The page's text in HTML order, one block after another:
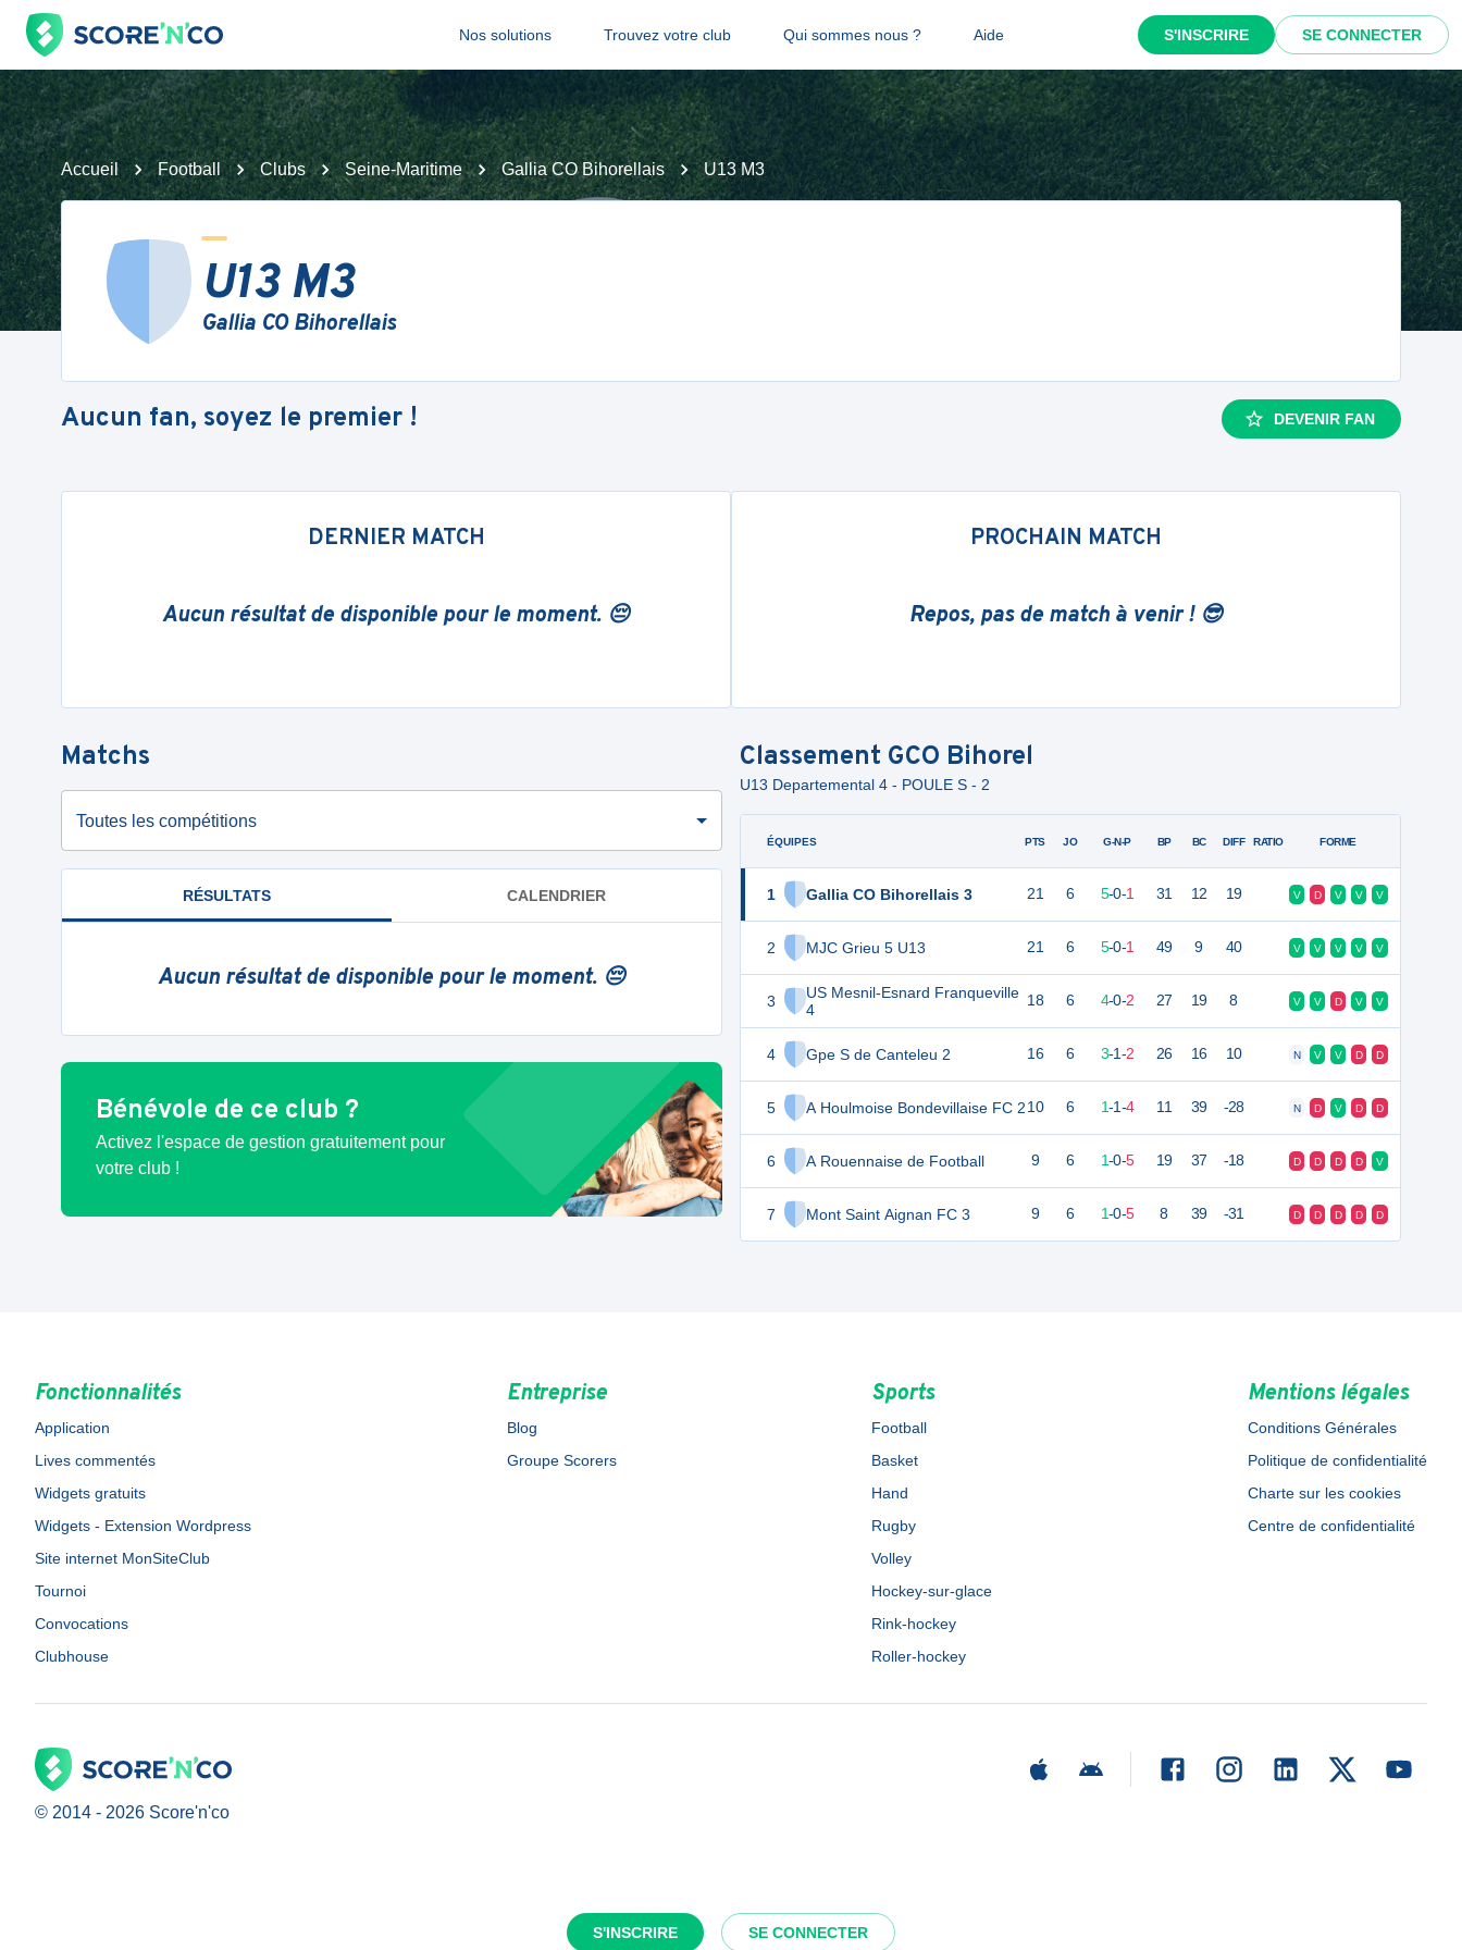
Nos solutions Trouvez votre club Qui sommes nous ? Aide S'INSCRIRE SE CONNECTER
S'INSCRIRE SE CONNECTER
Accueil Football Clubs Seine-Maritime Gallia CO Bihorellais U13 M3
U13 M3
Gallia CO Bihorellais
Aucun fan, soyez le premier ! DEVENIR FAN
DERNIER MATCH
Aucun résultat de disponible pour le moment. 😔
PROCHAIN MATCH
Repos, pas de match à venir ! 😎
Matchs
Toutes les compétitions
RÉSULTATS CALENDRIER
Aucun résultat de disponible pour le moment. 😔
Bénévole de ce club ?
Activez l'espace de gestion gratuitement pour
votre club !
Classement GCO Bihorel
U13 Departemental 4 - POULE S - 2
ÉQUIPES
1 Gallia CO Bihorellais 3
2 MJC Grieu 5 U13
3
US Mesnil-Esnard Franqueville
4
4 Gpe S de Canteleu 2
5 A Houlmoise Bondevillaise FC 2
6 A Rouennaise de Football
7 Mont Saint Aignan FC 3
PTS JO G-N-P BP BC DIFF RATIO FORME
21 6 5-0-1 31 12 19 V D V V V
21 6 5-0-1 49 9 40 V V V V V
18 6 4-0-2 27 19 8 V V D V V
16 6 3-1-2 26 16 10 N V V D D
10 6 1-1-4 11 39 -28 N D V D D
9 6 1-0-5 19 37 -18 D D D D V
9 6 1-0-5 8 39 -31 D D D D D
Fonctionnalités
Application
Lives commentés
Widgets gratuits
Widgets - Extension Wordpress
Site internet MonSiteClub
Tournoi
Convocations
Clubhouse
Entreprise
Blog
Groupe Scorers
Sports
Football
Basket
Hand
Rugby
Volley
Hockey-sur-glace
Rink-hockey
Roller-hockey
Mentions légales
Conditions Générales
Politique de confidentialité
Charte sur les cookies
Centre de confidentialité
© 2014 - 2026 Score'n'co